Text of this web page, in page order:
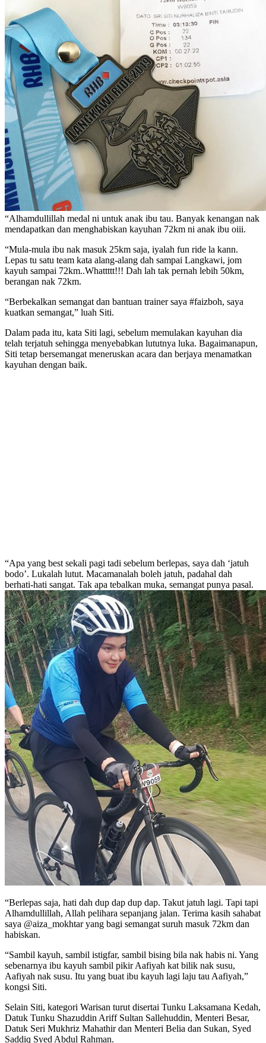
“Alhamdullillah medal ni untuk anak ibu tau. Banyak kenangan nak
mendapatkan dan menghabiskan kayuhan 72km ni anak ibu oiii.
“Mula-mula ibu nak masuk 25km saja, iyalah fun ride la kann.
Lepas tu satu team kata alang-alang dah sampai Langkawi, jom
kayuh sampai 72km..Whattttt!!! Dah lah tak pernah lebih 50km,
berangan nak 72km.
“Berbekalkan semangat dan bantuan trainer saya #faizboh, saya
kuatkan semangat,” luah Siti.
Dalam pada itu, kata Siti lagi, sebelum memulakan kayuhan dia
telah terjatuh sehingga menyebabkan lututnya luka. Bagaimanapun,
Siti tetap bersemangat meneruskan acara dan berjaya menamatkan
kayuhan dengan baik.
“Apa yang best sekali pagi tadi sebelum berlepas, saya dah ‘jatuh
bodo’. Lukalah lutut. Macamanalah boleh jatuh, padahal dah
berhati-hati sangat. Tak apa tebalkan muka, semangat punya pasal.
“Berlepas saja, hati dah dup dap dup dap. Takut jatuh lagi. Tapi tapi
Alhamdullillah, Allah pelihara sepanjang jalan. Terima kasih sahabat
saya @aiza_mokhtar yang bagi semangat suruh masuk 72km dan
habiskan.
“Sambil kayuh, sambil istigfar, sambil bising bila nak habis ni. Yang
sebenarnya ibu kayuh sambil pikir Aafiyah kat bilik nak susu,
Aafiyah nak susu. Itu yang buat ibu kayuh lagi laju tau Aafiyah,”
kongsi Siti.
Selain Siti, kategori Warisan turut disertai Tunku Laksamana Kedah,
Datuk Tunku Shazuddin Ariff Sultan Sallehuddin, Menteri Besar,
Datuk Seri Mukhriz Mahathir dan Menteri Belia dan Sukan, Syed
Saddiq Syed Abdul Rahman.